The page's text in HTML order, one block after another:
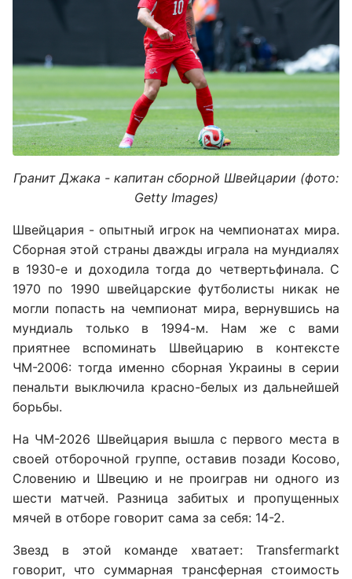
Гранит Джака - капитан сборной Швейцарии (фото:
Getty Images)
Швейцария - опытный игрок на чемпионатах мира.
Сборная этой страны дважды играла на мундиалях
в 1930-е и доходила тогда до четвертьфинала. С
1970 по 1990 швейцарские футболисты никак не
могли попасть на чемпионат мира, вернувшись на
мундиаль только в 1994-м. Нам же с вами
приятнее вспоминать Швейцарию в контексте
ЧМ-2006: тогда именно сборная Украины в серии
пенальти выключила красно-белых из дальнейшей
борьбы.
На ЧМ-2026 Швейцария вышла с первого места в
своей отборочной группе, оставив позади Косово,
Словению и Швецию и не проиграв ни одного из
шести матчей. Разница забитых и пропущенных
мячей в отборе говорит сама за себя: 14-2.
Звезд в этой команде хватает: Transfermarkt
говорит, что суммарная трансферная стоимость